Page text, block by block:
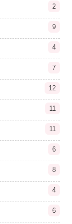
2
9
4
7
12
11
11
6
8
4
6